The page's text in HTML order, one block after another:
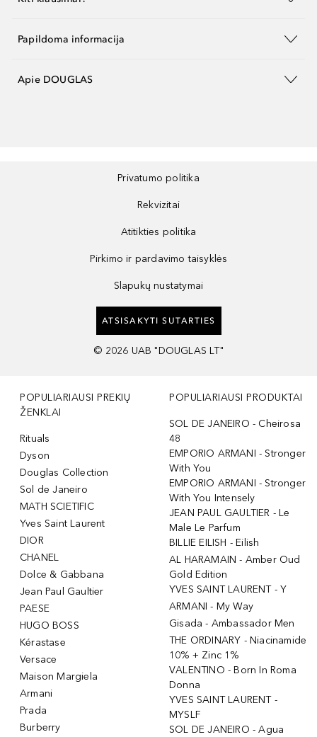
Papildoma informacija
Apie DOUGLAS
Privatumo politika
Rekvizitai
Atitikties politika
Pirkimo ir pardavimo taisyklės
Slapukų nustatymai
ATSISAKYTI SUTARTIES
© 2026 UAB "DOUGLAS LT"
POPULIARIAUSI PREKIŲ
ŽENKLAI
Rituals
Dyson
Douglas Collection
Sol de Janeiro
MATH SCIETIFIC
Yves Saint Laurent
DIOR
CHANEL
Dolce & Gabbana
Jean Paul Gaultier
PAESE
HUGO BOSS
Kérastase
Versace
Maison Margiela
Armani
Prada
Burberry
POPULIARIAUSI PRODUKTAI
SOL DE JANEIRO - Cheirosa
48
EMPORIO ARMANI - Stronger
With You
EMPORIO ARMANI - Stronger
With You Intensely
JEAN PAUL GAULTIER - Le
Male Le Parfum
BILLIE EILISH - Eilish
AL HARAMAIN - Amber Oud
Gold Edition
YVES SAINT LAURENT - Y
ARMANI - My Way
Gisada - Ambassador Men
THE ORDINARY - Niacinamide
10% + Zinc 1%
VALENTINO - Born In Roma
Donna
YVES SAINT LAURENT -
MYSLF
SOL DE JANEIRO - Agua